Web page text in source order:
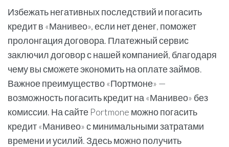
Избежать негативных последствий и погасить
кредит в «Манивео», если нет денег, поможет
пролонгация договора. Платежный сервис
заключил договор с нашей компанией, благодаря
чему вы сможете экономить на оплате займов.
Важное преимущество «Портмоне» —
возможность погасить кредит на «Манивео» без
комиссии. На сайте Portmone можно погасить
кредит «Манивео» с минимальными затратами
времени и усилий. Здесь можно получить